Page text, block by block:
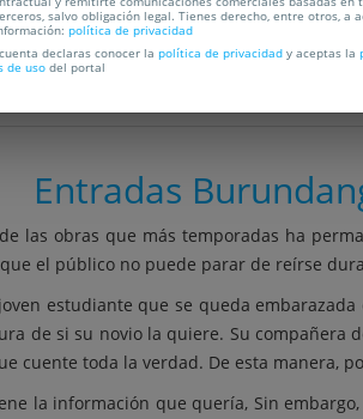
Entradas
las obras que más temporadas ha
el público no puede parar de reírse
estudiante que se queda
de si su novio la quiere. Su
cuente toda la verdad. De esta manera,
la información que quería, Sin
salvo obligación legal. Tienes derecho, entre otros, a
política de privacidad
declaras conocer la política de privacidad y aceptas la
de uso del portal